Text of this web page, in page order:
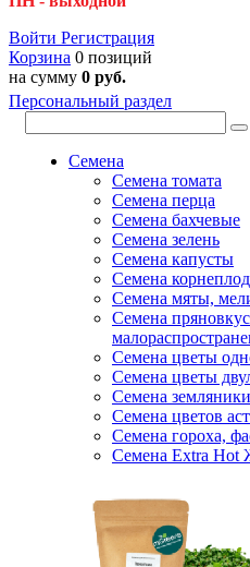
Войти Регистрация
Корзина 0 позиций
на сумму 0 руб.
Персональный раздел
Семена
Семена томата
Семена перца
Семена бахчевые
Семена зелень
Семена капусты
Семена
Семена мяты,
Семена
Семена цветы
Семена цветы
Семена земляники
Семена цветов
Семена гороха,
Семена Extra Hot